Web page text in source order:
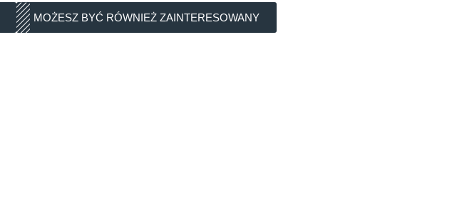
MOŻESZ BYĆ RÓWNIEŻ ZAINTERESOWANY